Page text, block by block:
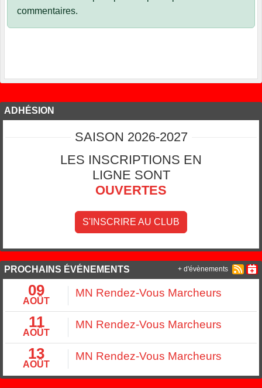
commentaires.
ADHÉSION
SAISON 2026-2027
LES INSCRIPTIONS EN
LIGNE SONT
OUVERTES
S'INSCRIRE AU CLUB
PROCHAINS ÉVÉNEMENTS
09
AOÛT
MN Rendez-Vous Marcheurs
11
AOÛT
MN Rendez-Vous Marcheurs
13
AOÛT
MN Rendez-Vous Marcheurs
+ d'évènements